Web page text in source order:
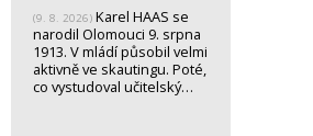
(9. 8. 2026) Karel HAAS se
narodil Olomouci 9. srpna
1913. V mládí působil velmi
aktivně ve skautingu. Poté,
co vystudoval učitelský…